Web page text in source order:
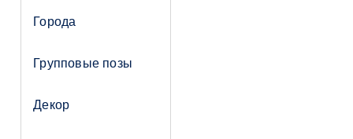
Города
Групповые позы
Декор